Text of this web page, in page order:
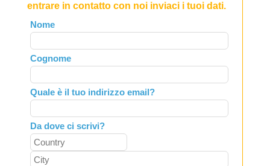
entrare in contatto con noi inviaci i tuoi dati.
Leave
this
field
blank
Nome
Cognome
Quale è il tuo indirizzo email?
Da dove ci scrivi?